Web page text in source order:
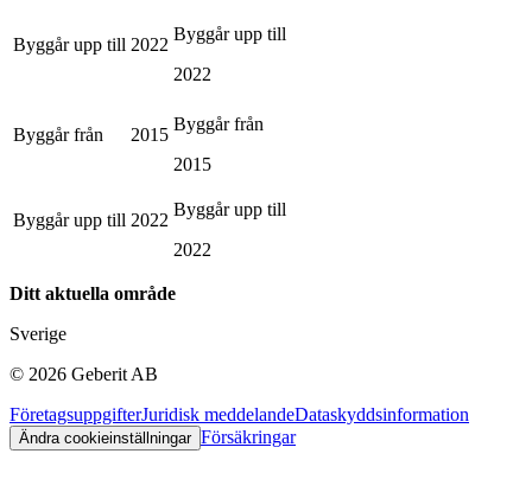
Byggår upp till 2022
Byggår upp till
2022
Byggår från 2015
Byggår från
2015
Byggår upp till 2022
Byggår upp till
2022
Ditt aktuella område
Sverige
© 2026 Geberit AB
FöretagsuppgifterJuridisk meddelandeDataskyddsinformation
Ändra cookieinställningar Försäkringar